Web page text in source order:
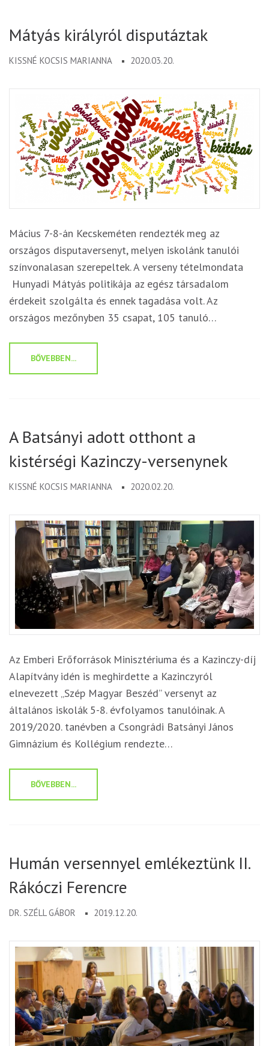
Mátyás királyról disputáztak
KISSNÉ KOCSIS MARIANNA 2020.03.20.
Mácius 7-8-án Kecskeméten rendezték meg az
országos disputaversenyt, melyen iskolánk tanulói
színvonalasan szerepeltek. A verseny tételmondata
Hunyadi Mátyás politikája az egész társadalom
érdekeit szolgálta és ennek tagadása volt. Az
országos mezőnyben 35 csapat, 105 tanuló…
BŐVEBBEN...
A Batsányi adott otthont a
kistérségi Kazinczy-versenynek
KISSNÉ KOCSIS MARIANNA 2020.02.20.
Az Emberi Erőforrások Minisztériuma és a Kazinczy-díj
Alapítvány idén is meghirdette a Kazinczyról
elnevezett „Szép Magyar Beszéd” versenyt az
általános iskolák 5-8. évfolyamos tanulóinak. A
2019/2020. tanévben a Csongrádi Batsányi János
Gimnázium és Kollégium rendezte…
BŐVEBBEN...
Humán versennyel emlékeztünk II.
Rákóczi Ferencre
DR. SZÉLL GÁBOR 2019.12.20.